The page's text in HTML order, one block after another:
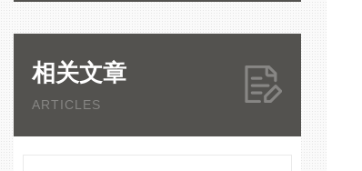
相关文章
ARTICLES